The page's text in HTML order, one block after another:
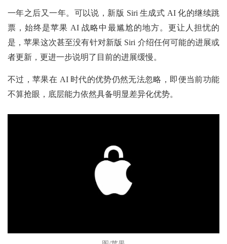
一年之后又一年。可以说，新版 Siri 生成式 AI 化的继续跳
票，始终是苹果 AI 战略中最尴尬的地方。更让人担忧的
是，苹果这次甚至没有针对新版 Siri 介绍任何可能的进展或
者更新，更进一步说明了目前的进展缓慢。
不过，苹果在 AI 时代的优势仍然无法忽略，即便当前功能
不算抢眼，底层能力依然具备明显差异化优势。